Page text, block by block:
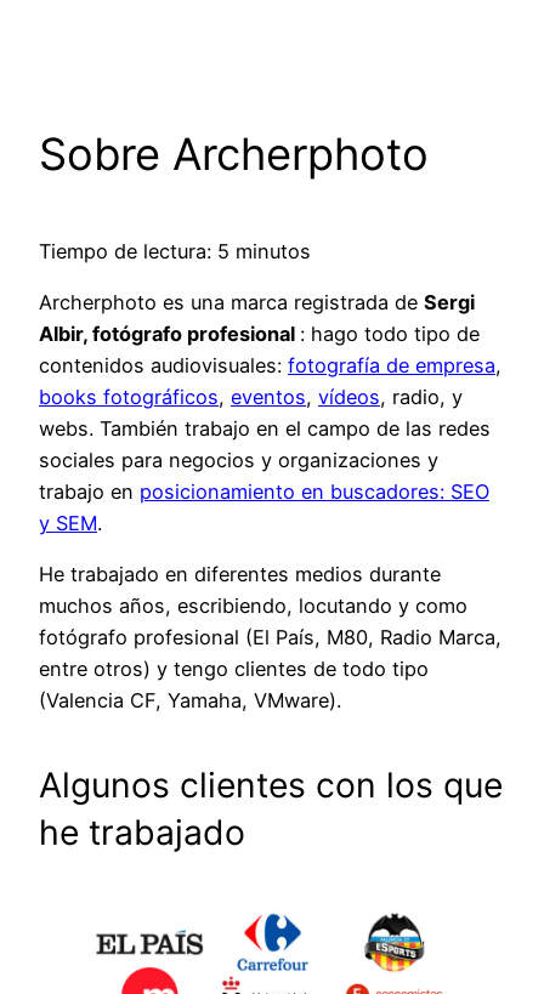
Sobre Archerphoto
Tiempo de lectura: 5 minutos
Archerphoto es una marca registrada de Sergi
Albir, fotógrafo profesional : hago todo tipo de
contenidos audiovisuales: fotografía de empresa,
books fotográficos, eventos, vídeos, radio, y
webs. También trabajo en el campo de las redes
sociales para negocios y organizaciones y
trabajo en posicionamiento en buscadores: SEO
y SEM.
He trabajado en diferentes medios durante
muchos años, escribiendo, locutando y como
fotógrafo profesional (El País, M80, Radio Marca,
entre otros) y tengo clientes de todo tipo
(Valencia CF, Yamaha, VMware).
Algunos clientes con los que
he trabajado